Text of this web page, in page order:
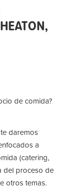
de comida?
daremos
a
(catering,
del proceso de
otros temas.